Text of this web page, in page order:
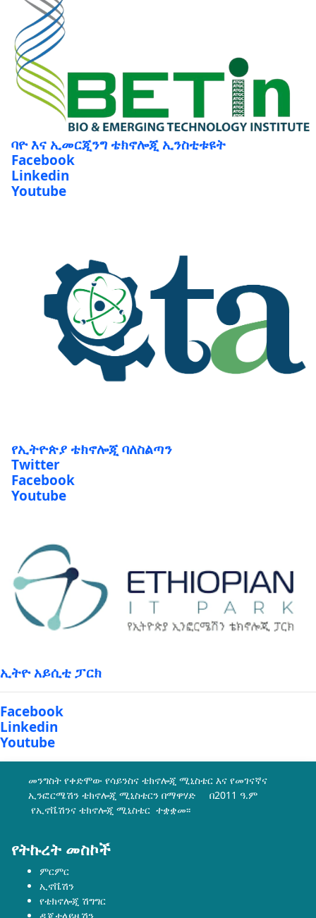
ባዮ እና ኢመርጂንግ ቴክኖሎጂ ኢንስቲቱዩት
Facebook
Linkedin
Youtube
የኢትዮጵያ ቴክኖሎጂ ባለስልጣን
Twitter
Facebook
Youtube
ኢትዮ አይሲቲ ፓርክ
Facebook
Linkedin
Youtube
መንግስት የቀድሞው የሳይንስና ቴክኖሎጂ ሚኒስቴር እና የመገናኛና
ኢንፎርሜሽን ቴክኖሎጂ ሚኒስቴርን በማዋሃድ በ2011 ዓ.ም
የኢኖቬሽንና ቴክኖሎጂ ሚኒስቴር ተቋቋመ፡፡
የትኩረት መስኮች
ምርምር
ኢኖቬሽን
የቴክኖሎጂ ሽግግር